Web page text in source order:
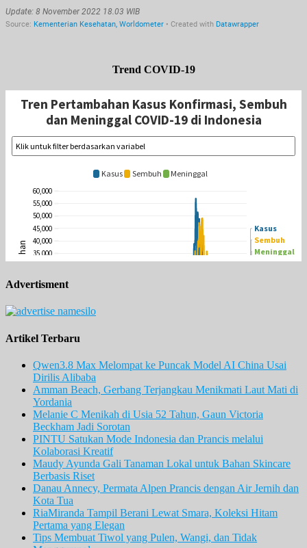
Trend COVID-19
Advertisment
Artikel Terbaru
Qwen3.8 Max Melompat ke Puncak Model AI China Usai
Dirilis Alibaba
Amman Beach, Gerbang Terjangkau Menikmati Laut Mati di
Yordania
Melanie C Menikah di Usia 52 Tahun, Gaun Victoria
Beckham Jadi Sorotan
PINTU Satukan Mode Indonesia dan Prancis melalui
Kolaborasi Kreatif
Maudy Ayunda Gali Tanaman Lokal untuk Bahan Skincare
Berbasis Riset
Danau Annecy, Permata Alpen Prancis dengan Air Jernih dan
Kota Tua
RiaMiranda Tampil Berani Lewat Smara, Koleksi Hitam
Pertama yang Elegan
Tips Membuat Tiwol yang Pulen, Wangi, dan Tidak